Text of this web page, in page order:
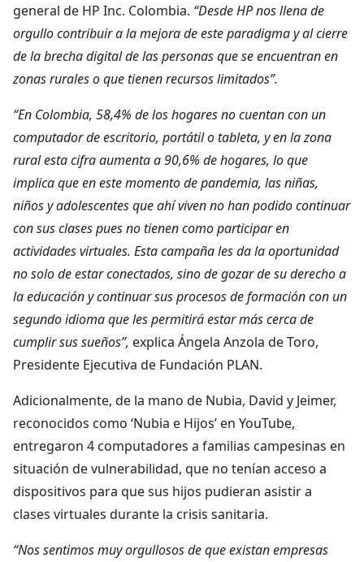
general de HP Inc. Colombia. “Desde HP nos llena de
orgullo contribuir a la mejora de este paradigma y al cierre
de la brecha digital de las personas que se encuentran en
zonas rurales o que tienen recursos limitados”.
“En Colombia, 58,4% de los hogares no cuentan con un
computador de escritorio, portátil o tableta, y en la zona
rural esta cifra aumenta a 90,6% de hogares, lo que
implica que en este momento de pandemia, las niñas,
niños y adolescentes que ahí viven no han podido continuar
con sus clases pues no tienen como participar en
actividades virtuales. Esta campaña les da la oportunidad
no solo de estar conectados, sino de gozar de su derecho a
la educación y continuar sus procesos de formación con un
segundo idioma que les permitirá estar más cerca de
cumplir sus sueños”, explica Ángela Anzola de Toro,
Presidente Ejecutiva de Fundación PLAN.
Adicionalmente, de la mano de Nubia, David y Jeimer,
reconocidos como ‘Nubia e Hijos’ en YouTube,
entregaron 4 computadores a familias campesinas en
situación de vulnerabilidad, que no tenían acceso a
dispositivos para que sus hijos pudieran asistir a
clases virtuales durante la crisis sanitaria.
“Nos sentimos muy orgullosos de que existan empresas